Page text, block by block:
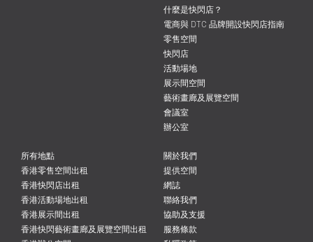
什麼是快閃店？
電商與 DTC 品牌開設快閃店指南
零售空間
快閃店
活動場地
展示間空間
藝術畫廊及展覽空間
會議室
辦公室
所有地點
香港零售空間出租
香港快閃店出租
香港活動場地出租
香港展示間出租
香港快閃藝術畫廊及展覽空間出租
關於我們
提供空間
網誌
聯絡我們
協助及支援
服務條款